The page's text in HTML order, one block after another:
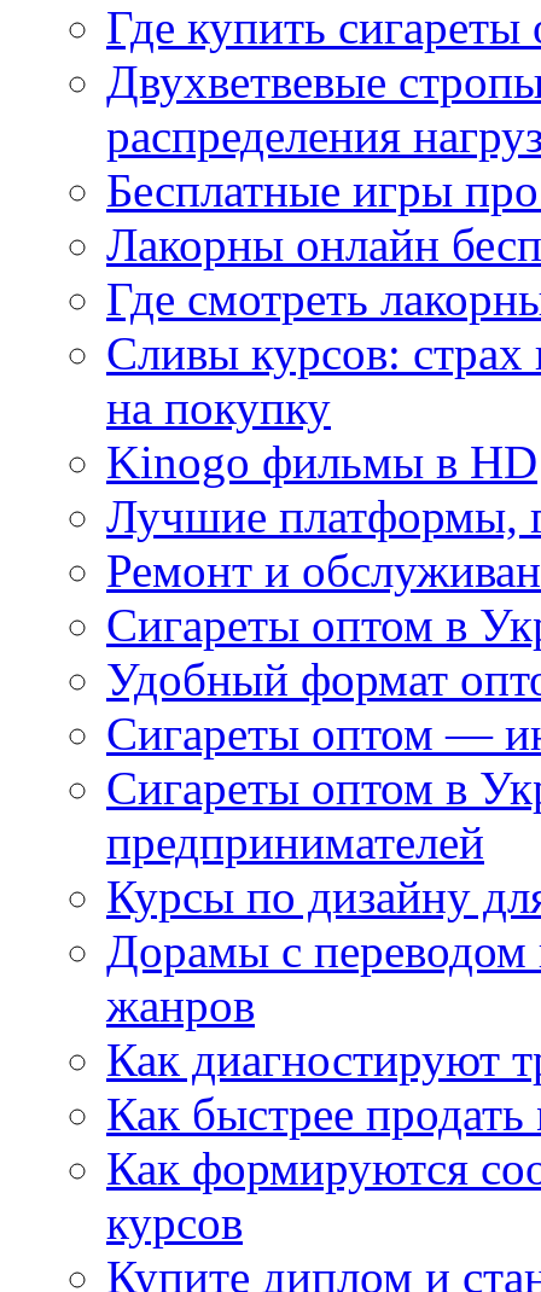
Где купить
Двухветвевые
распределения
Бесплатные игры
Лакорны онлайн
Где смотреть
Сливы курсов:
на покупку
Kinogo фильмы в HD
Лучшие платформы,
Ремонт и
Сигареты оптом в
Удобный формат
Сигареты оптом —
Сигареты оптом в
предпринимателей
Курсы по дизайну
Дорамы с переводом
жанров
Как диагностируют
Как быстрее
Как формируются
курсов
Купите диплом и